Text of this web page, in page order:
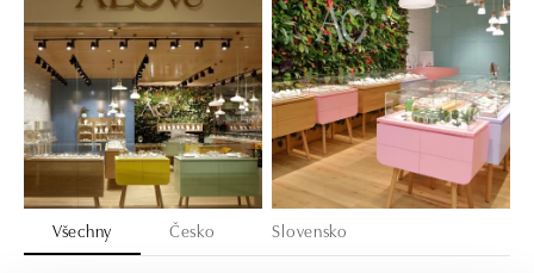
Všechny Česko Slovensko